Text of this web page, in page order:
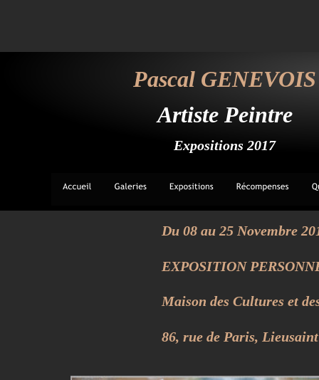
Du 08 au 25 Novembre
EXPOSITION
Maison des Cultures et
86, rue de Paris,
Pascal GENEVOIS
Artiste Peintre
Expositions 2017